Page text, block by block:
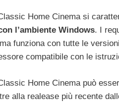
Home Cinema si
l’ambiente Windows. I
funziona con tutte le
compatibile con le
Home Cinema può
alla realease più recente